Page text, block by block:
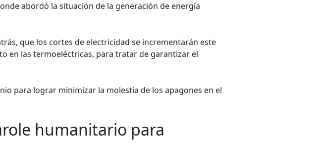
abordó la situación de la generación de energía
que los cortes de electricidad se incrementarán este
en las termoeléctricas, para tratar de garantizar el
para lograr minimizar la molestia de los apagones en el
humanitario para